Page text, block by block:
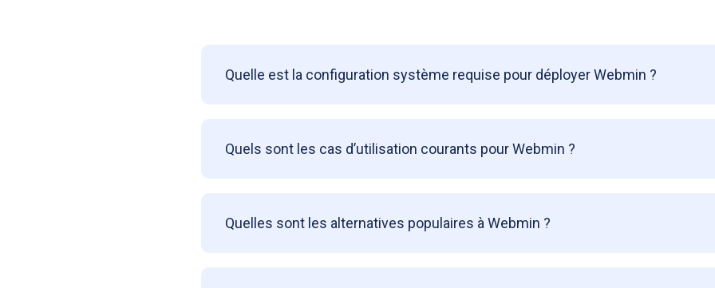
Quelle est la configuration système requise pour déployer Webmin ?
Quels sont les cas d’utilisation courants pour Webmin ?
Quelles sont les alternatives populaires à Webmin ?